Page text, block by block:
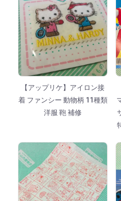
【アップリケ】アイロン接
着 ファンシー 動物柄 11種類
洋服 鞄 補修